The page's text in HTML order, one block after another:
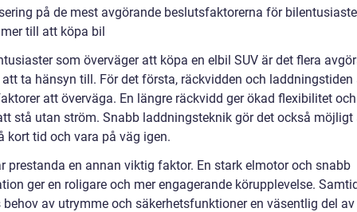
på de mest avgörande beslutsfaktorerna för
till att köpa bil
som överväger att köpa en elbil SUV är det flera
ta hänsyn till. För det första, räckvidden och laddningstiden
att överväga. En längre räckvidd ger ökad flexibilitet
stå utan ström. Snabb laddningsteknik gör det också möjligt
kort tid och vara på väg igen.
prestanda en annan viktig faktor. En stark elmotor och snabb
ger en roligare och mer engagerande körupplevelse.
behov av utrymme och säkerhetsfunktioner en väsentlig del av